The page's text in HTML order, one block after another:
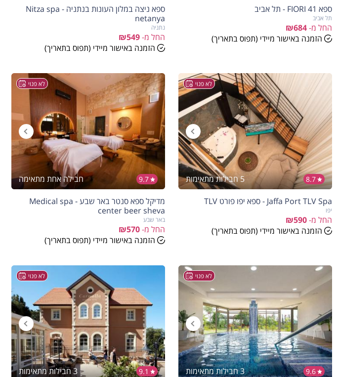
ספא FIORI 41 - תל אביב
תל אביב
החל מ-₪684
הזמנה באישור מיידי (תפוס בתאריך)
ספא ניצה במלון העונות בנתניה - Nitza spa
netanya
נתניה
החל מ-₪549
הזמנה באישור מיידי (תפוס בתאריך)
לא פנוי
8.7 5 חבילות מתאימות
Jaffa Port TLV Spa - ספא יפו פורט TLV
יפו
החל מ-₪590
הזמנה באישור מיידי (תפוס בתאריך)
לא פנוי
9.7 חבילה אחת מתאימה
מדיקל ספא סנטר באר שבע - Medical spa
center beer sheva
באר שבע
החל מ-₪570
הזמנה באישור מיידי (תפוס בתאריך)
לא פנוי
9.6 3 חבילות מתאימות
לא פנוי
9.1 3 חבילות מתאימות